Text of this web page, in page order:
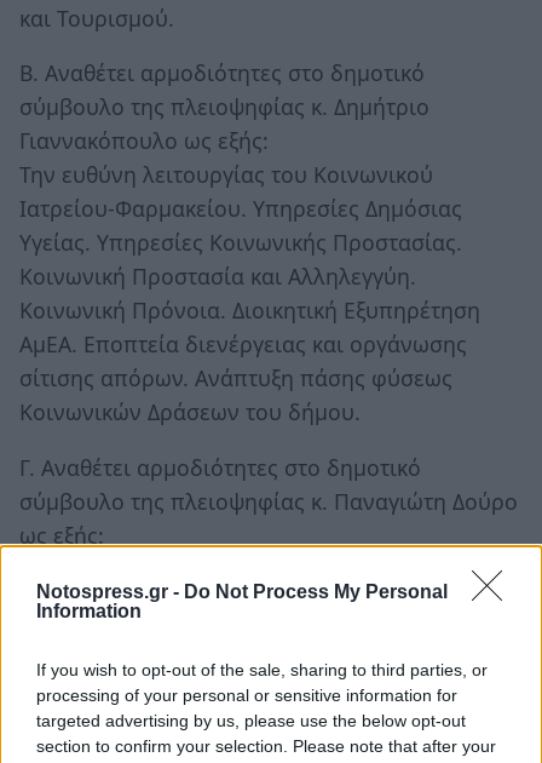
Notospress.gr - Do Not Process My Personal
Information
If you wish to opt-out of the sale, sharing to third parties, or
processing of your personal or sensitive information for
targeted advertising by us, please use the below opt-out
section to confirm your selection. Please note that after your
και Τουρισμού.
Β. Αναθέτει αρμοδιότητες στο δημοτικό
σύμβουλο της πλειοψηφίας κ. Δημήτριο
Γιαννακόπουλο ως εξής:
Την ευθύνη λειτουργίας του Κοινωνικού
Ιατρείου-Φαρμακείου. Υπηρεσίες Δημόσιας
Υγείας. Υπηρεσίες Κοινωνικής Προστασίας.
Κοινωνική Προστασία και Αλληλεγγύη.
Κοινωνική Πρόνοια. Διοικητική Εξυπηρέτηση
ΑμΕΑ. Εποπτεία διενέργειας και οργάνωσης
σίτισης απόρων. Ανάπτυξη πάσης φύσεως
Κοινωνικών Δράσεων του δήμου.
Γ. Αναθέτει αρμοδιότητες στο δημοτικό
σύμβουλο της πλειοψηφίας κ. Παναγιώτη Δούρο
ως εξής:
Υπαίθριου και Στάσιμου Εμπορίου της
Οικονομικής Ανάπτυξης. Υπογραφή χορήγησης
αδειών και βεβαιώσεων λαϊκών αγορών.